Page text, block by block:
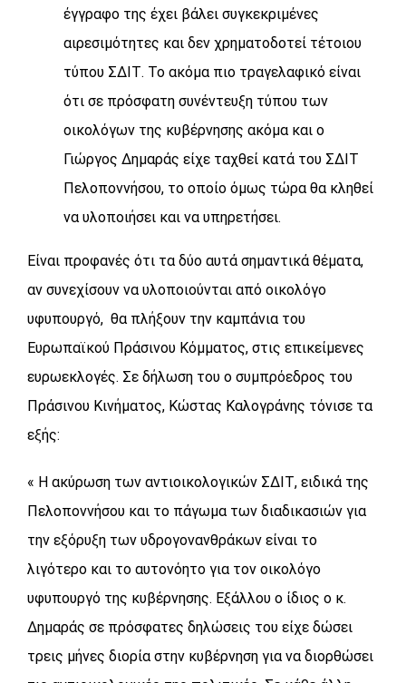
έγγραφο της έχει βάλει συγκεκριμένες
αιρεσιμότητες και δεν χρηματοδοτεί τέτοιου
τύπου ΣΔΙΤ. Το ακόμα πιο τραγελαφικό είναι
ότι σε πρόσφατη συνέντευξη τύπου των
οικολόγων της κυβέρνησης ακόμα και ο
Γιώργος Δημαράς είχε ταχθεί κατά του ΣΔΙΤ
Πελοποννήσου, το οποίο όμως τώρα θα κληθεί
να υλοποιήσει και να υπηρετήσει.
Είναι προφανές ότι τα δύο αυτά σημαντικά θέματα,
αν συνεχίσουν να υλοποιούνται από οικολόγο
υφυπουργό, θα πλήξουν την καμπάνια του
Ευρωπαϊκού Πράσινου Κόμματος, στις επικείμενες
ευρωεκλογές. Σε δήλωση του ο συμπρόεδρος του
Πράσινου Κινήματος, Κώστας Καλογράνης τόνισε τα
εξής:
« Η ακύρωση των αντιοικολογικών ΣΔΙΤ, ειδικά της
Πελοποννήσου και το πάγωμα των διαδικασιών για
την εξόρυξη των υδρογονανθράκων είναι το
λιγότερο και το αυτονόητο για τον οικολόγο
υφυπουργό της κυβέρνησης. Εξάλλου ο ίδιος ο κ.
Δημαράς σε πρόσφατες δηλώσεις του είχε δώσει
τρεις μήνες διορία στην κυβέρνηση για να διορθώσει